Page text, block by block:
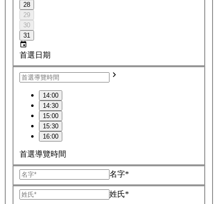
28
29
30
31
首選日期
14:00
14:30
15:00
15:30
16:00
首選導覽時間
名字*
姓氏*